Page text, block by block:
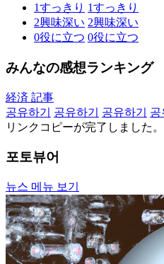
1すっきり 1すっきり
2興味深い 2興味深い
0役に立つ 0役に立つ
みんなの感想ランキング
経済 記事
공유하기
공유하기 공유하기 공
リンクコピーが完了しました。
포토뷰어
뉴스 메뉴 보기